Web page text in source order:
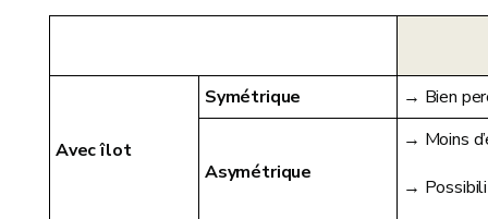
Avec îlot
Symétrique → Bien
Asymétrique
→ Moins
→